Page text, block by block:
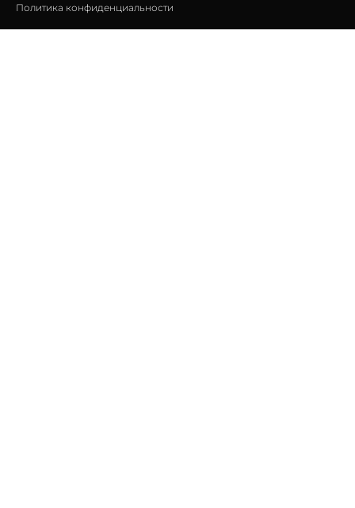
Политика конфиденциальности